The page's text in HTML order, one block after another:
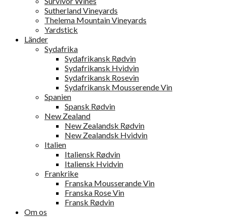
Sutherland Vineyards
Thelema Mountain Vineyards
Yardstick
Länder
Sydafrika
Sydafrikansk Rødvin
Sydafrikansk Hvidvin
Sydafrikansk Rosevin
Sydafrikansk Mousserende Vin
Spanien
Spansk Rødvin
New Zealand
New Zealandsk Rødvin
New Zealandsk Hvidvin
Italien
Italiensk Rødvin
Italiensk Hvidvin
Frankrike
Franska Mousserande Vin
Franska Rose Vin
Fransk Rødvin
Om os